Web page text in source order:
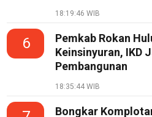
18:19:46 WIB
6
Pemkab Rokan
Keinsinyuran, IKD
Pembangunan
18:35:44 WIB
Bongkar